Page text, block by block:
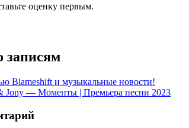
оценку первым.
записям
Blameshift и музыкальные новости!
Jony — Моменты | Премьера песни 2023